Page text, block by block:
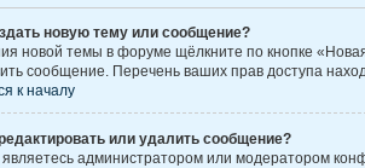
новую тему или сообщение?
новой темы в форуме щёлкните по кнопке
сообщение. Перечень ваших прав доступа
к началу
или удалить сообщение?
администратором или модератором